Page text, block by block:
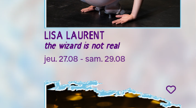
LISA LAURENT
the wizard is not real
jeu. 27.08 - sam. 29.08